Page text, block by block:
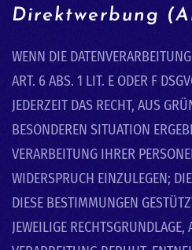
Direktwerbung
WENN DIE
ART. 6 ABS. 1 LIT. E ODER F
JEDERZEIT DAS RECHT, AUS
BESONDEREN SITUATION
VERARBEITUNG IHRER
WIDERSPRUCH EINZULEGEN;
DIESE BESTIMMUNGEN
JEWEILIGE RECHTSGRUNDLAGE,